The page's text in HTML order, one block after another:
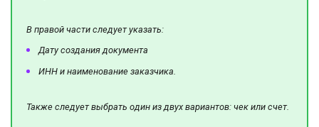
В правой части следует указать:
Дату создания документа
ИНН и наименование заказчика.
Также следует выбрать один из двух вариантов: чек или счет.